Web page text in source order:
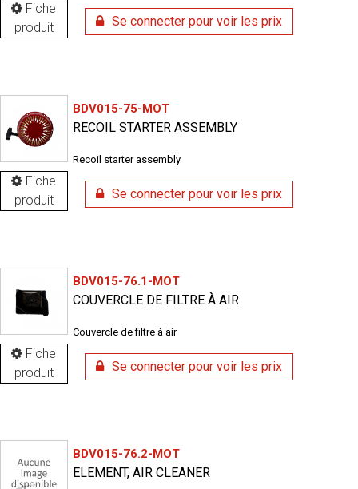
Fiche
produit
Se connecter pour voir les prix
Fiche
produit
BDV015-75-MOT
RECOIL STARTER ASSEMBLY
Recoil starter assembly
Se connecter pour voir les prix
Fiche
produit
BDV015-76.1-MOT
COUVERCLE DE FILTRE À AIR
Couvercle de filtre à air
Se connecter pour voir les prix
BDV015-76.2-MOT
ELEMENT, AIR CLEANER